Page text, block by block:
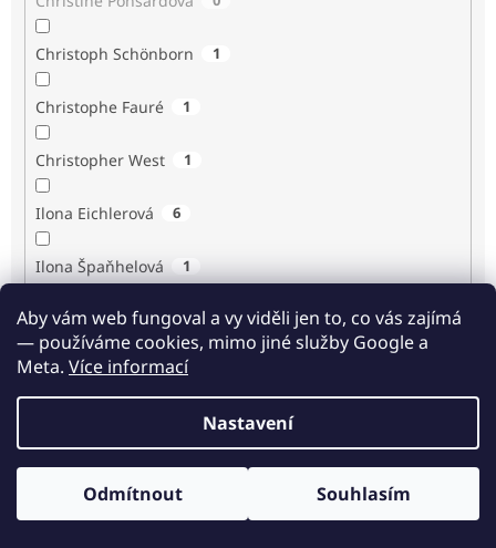
Aby vám web fungoval a vy viděli jen to, co vás zajímá
— používáme cookies, mimo jiné služby Google a
Meta. Více informací
Nastavení
Odmítnout Souhlasím
Christoph Schönborn 1
Christophe Fauré 1
Christopher West 1
Ilona Eichlerová 6
Ilona Špaňhelová 1
Ilse Sand 1
Immaculée Ilibagiza
Odběr novinek